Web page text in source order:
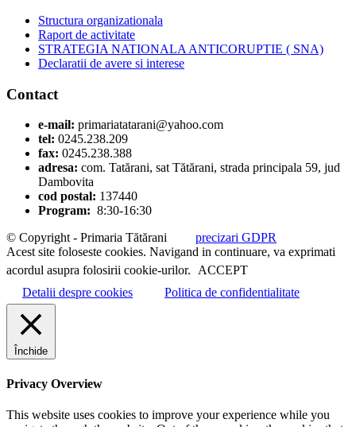
Structura organizationala
Raport de activitate
STRATEGIA NATIONALA ANTICORUPTIE ( SNA)
Declaratii de avere si interese
Contact
e-mail: primariatatarani@yahoo.com
tel: 0245.238.209
fax: 0245.238.388
adresa: com. Tatărani, sat Tătărani, strada principala 59, jud
Dambovita
cod postal: 137440
Program: 8:30-16:30
© Copyright - Primaria Tătărani precizari GDPR
Acest site foloseste cookies. Navigand in continuare, va exprimati
acordul asupra folosirii cookie-urilor. ACCEPT
Detalii despre cookies
Politica de confidentialitate
Închide
Privacy Overview
This website uses cookies to improve your experience while you